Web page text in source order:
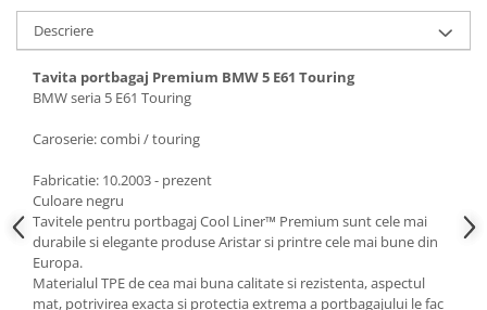
Descriere
Tavita portbagaj Premium BMW 5 E61 Touring
BMW seria 5 E61 Touring
Caroserie: combi / touring
Fabricatie: 10.2003 - prezent
Culoare negru
Tavitele pentru portbagaj Cool Liner™ Premium sunt cele mai
durabile si elegante produse Aristar si printre cele mai bune din
Europa.
Materialul TPE de cea mai buna calitate si rezistenta, aspectul
mat, potrivirea exacta si protectia extrema a portbagajului le fac